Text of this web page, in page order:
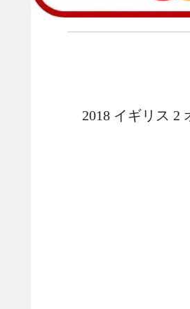
2018 イギリス 2